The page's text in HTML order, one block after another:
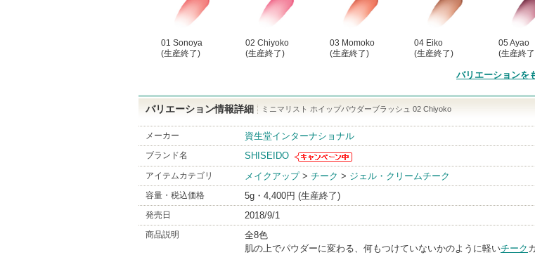
01 Sonoya
(生産終了)
02 Chiyoko
(生産終了)
03 Momoko
(生産終了)
04 Eiko
(生産終了)
05 Ayao
(生産終
バリエーションを
バリエーション情報詳細 ミニマリスト ホイップパウダーブラッシュ 02 Chiyoko
メーカー 資生堂インターナショナル
ブランド名
SHISEIDO
SHISEIDOか
らのお知らせ
があります
アイテムカテゴリ メイクアップ> チーク > ジェル・クリームチーク
容量・税込価格 5g・4,400円 (生産終了)
発売日 2018/9/1
商品説明
全8色
肌の上でパウダーに変わる、何もつけていないかのように軽いチーク